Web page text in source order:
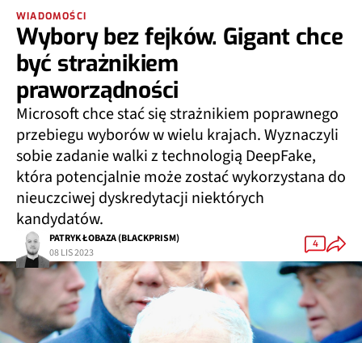
WIADOMOŚCI
Wybory bez fejków. Gigant chce
być strażnikiem
praworządności
Microsoft chce stać się strażnikiem poprawnego
przebiegu wyborów w wielu krajach. Wyznaczyli
sobie zadanie walki z technologią DeepFake,
która potencjalnie może zostać wykorzystana do
nieuczciwej dyskredytacji niektórych
kandydatów.
PATRYK ŁOBAZA (BLACKPRISM)
08 LIS 2023
4